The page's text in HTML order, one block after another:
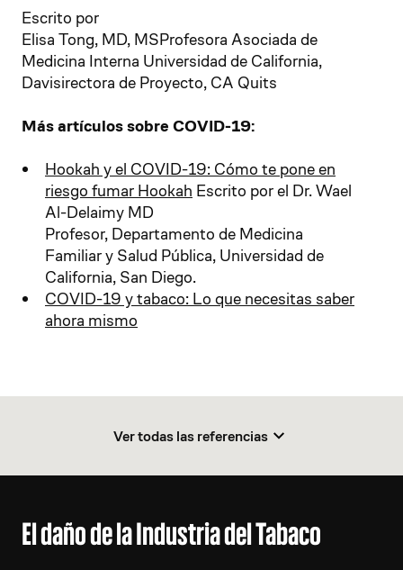
Escrito por
Elisa Tong, MD, MSProfesora Asociada de
Medicina Interna Universidad de California,
Davisirectora de Proyecto, CA Quits
Más artículos sobre COVID-19:
Hookah y el COVID-19: Cómo te pone en
riesgo fumar Hookah Escrito por el Dr. Wael
Al-Delaimy MD
Profesor, Departamento de Medicina
Familiar y Salud Pública, Universidad de
California, San Diego.
COVID-19 y tabaco: Lo que necesitas saber
ahora mismo
Ver todas las referencias
El daño de la Industria del Tabaco